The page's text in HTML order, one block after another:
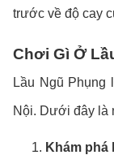
trước về độ cay
Chơi Gì Ở
Lầu Ngũ Phụng
Nội. Dưới đây là
Khám phá